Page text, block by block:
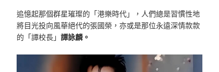
追憶起那個群星璀璨的「港樂時代」，人們總是習慣性地
將目光投向風華絕代的張國榮，亦或是那位永遠深情款款
的「譚校長」譚詠麟。